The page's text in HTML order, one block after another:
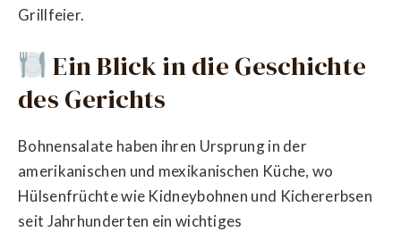
Grillfeier.
Ein Blick in die Geschichte
des Gerichts
Bohnensalate haben ihren Ursprung in der
amerikanischen und mexikanischen Küche, wo
Hülsenfrüchte wie Kidneybohnen und Kichererbsen
seit Jahrhunderten ein wichtiges